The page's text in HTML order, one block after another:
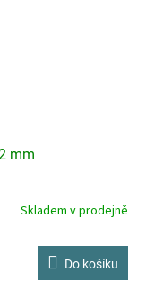
mm
Skladem v prodejně
Do košíku